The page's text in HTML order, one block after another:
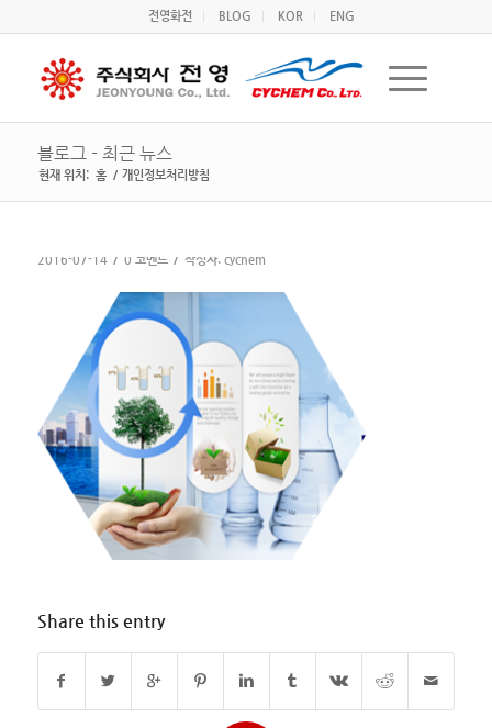
전영화전 BLOG KOR ENG
블로그 - 최근 뉴스
현재 위치: 홈 / 개인정보처리방침
2016-07-14 / 0 코멘트 / 작성자: cychem
Share this entry